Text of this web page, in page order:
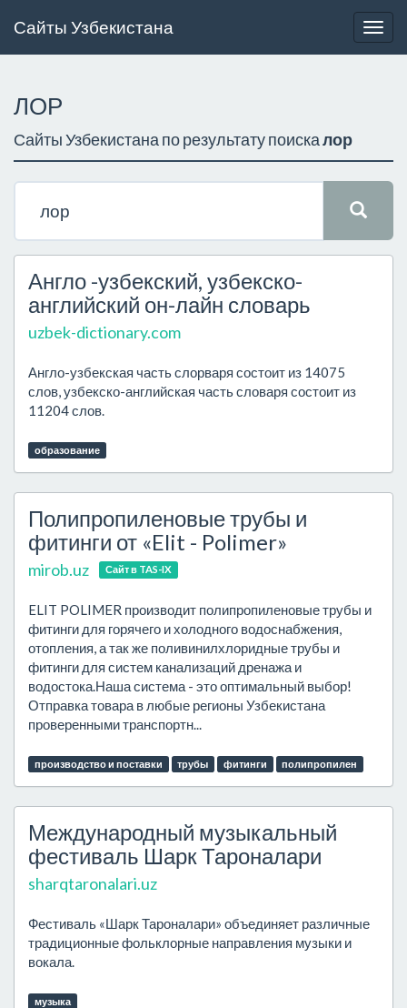
Сайты Узбекистана
ЛОР
Сайты Узбекистана по результату поискалор
Англо -узбекский, узбекско-
английский он-лайн словарь
uzbek-dictionary.com
Англо-узбекская часть слорваря состоит из 14075
слов, узбекско-английская часть словаря состоит из
11204 слов.
образование
Полипропиленовые трубы и
фитинги от «Elit - Polimer»
mirob.uz Сайт в TAS-IX
ELIT POLIMER производит полипропиленовые трубы и
фитинги для горячего и холодного водоснабжения,
отопления, а так же поливинилхлоридные трубы и
фитинги для систем канализаций дренажа и
водостока.Наша система - это оптимальный выбор!
Отправка товара в любые регионы Узбекистана
проверенными транспортн...
производство и поставки трубы фитинги полипропилен
Международный музыкальный
фестиваль Шарк Тароналари
sharqtaronalari.uz
Фестиваль «Шарк Тароналари» объединяет различные
традиционные фольклорные направления музыки и
вокала.
музыка